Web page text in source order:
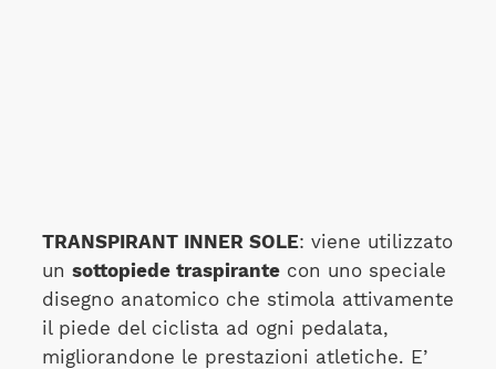
TRANSPIRANT INNER SOLE: viene utilizzato
un sottopiede traspirantecon uno speciale
disegno anatomico che stimola attivamente
il piede del ciclista ad ogni pedalata,
migliorandone le prestazioni atletiche. E’